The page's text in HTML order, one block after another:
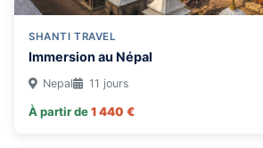
Togo
Zambie
SHANTI TRAVEL
Immersion au Népal
Nepal 11 jours
À partir de1 440 €